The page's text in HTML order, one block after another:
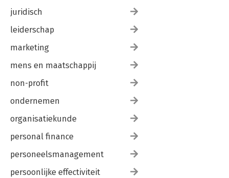
juridisch
leiderschap
marketing
mens en maatschappij
non-profit
ondernemen
organisatiekunde
personal finance
personeelsmanagement
persoonlijke effectiviteit